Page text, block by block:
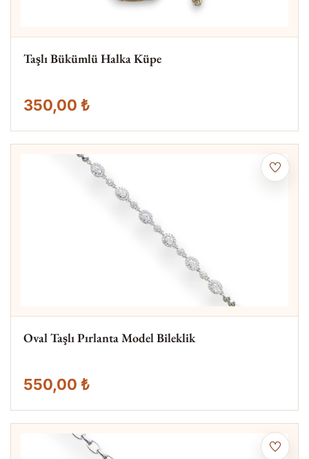
Taşlı Bükümlü Halka Küpe
350,00 ₺
Oval Taşlı Pırlanta Model Bileklik
550,00 ₺